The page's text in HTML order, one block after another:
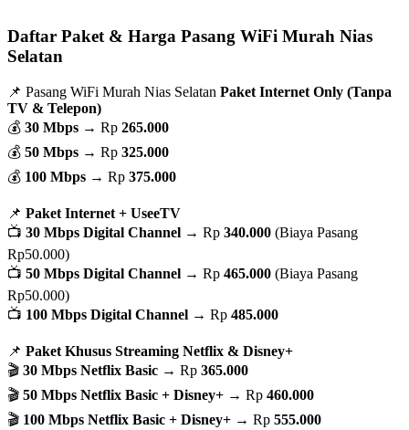
Daftar Paket & Harga Pasang WiFi Murah Nias
Selatan
📌 Pasang WiFi Murah Nias Selatan Paket Internet Only (Tanpa
TV & Telepon)
💰 30 Mbps → Rp 265.000
💰 50 Mbps → Rp 325.000
💰 100 Mbps → Rp 375.000
📌 Paket Internet + UseeTV
📺 30 Mbps Digital Channel → Rp 340.000 (Biaya Pasang
Rp50.000)
📺 50 Mbps Digital Channel → Rp 465.000 (Biaya Pasang
Rp50.000)
📺 100 Mbps Digital Channel → Rp 485.000
📌 Paket Khusus Streaming Netflix & Disney+
🎬 30 Mbps Netflix Basic → Rp 365.000
🎬 50 Mbps Netflix Basic + Disney+ → Rp 460.000
🎬 100 Mbps Netflix Basic + Disney+ → Rp 555.000